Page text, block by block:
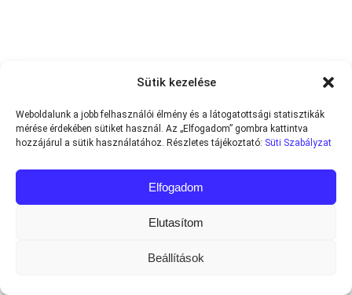
Sütik kezelése
Weboldalunk a jobb felhasználói élmény és a látogatottsági statisztikák
mérése érdekében sütiket használ. Az „Elfogadom” gombra kattintva
hozzájárul a sütik használatához. Részletes tájékoztató: Süti Szabályzat
Elfogadom
Elutasítom
Beállítások